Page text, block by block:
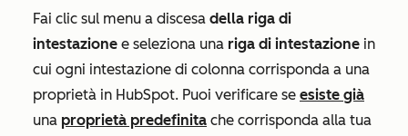
Fai clic sul menu a discesa della riga di
intestazione e seleziona una riga di intestazione in
cui ogni intestazione di colonna corrisponda a una
proprietà in HubSpot. Puoi verificare se esiste già
una proprietà predefinita che corrisponda alla tua